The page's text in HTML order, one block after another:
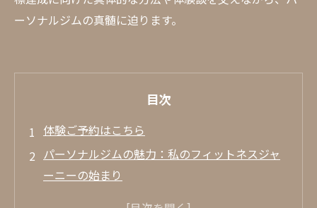
ーソナルジムの真髄に迫ります。
目次
体験ご予約はこちら
パーソナルジムの魅力：私のフィットネスジャ
ーニーの始まり
プロのトレーナーとの出会いがもたらした変化